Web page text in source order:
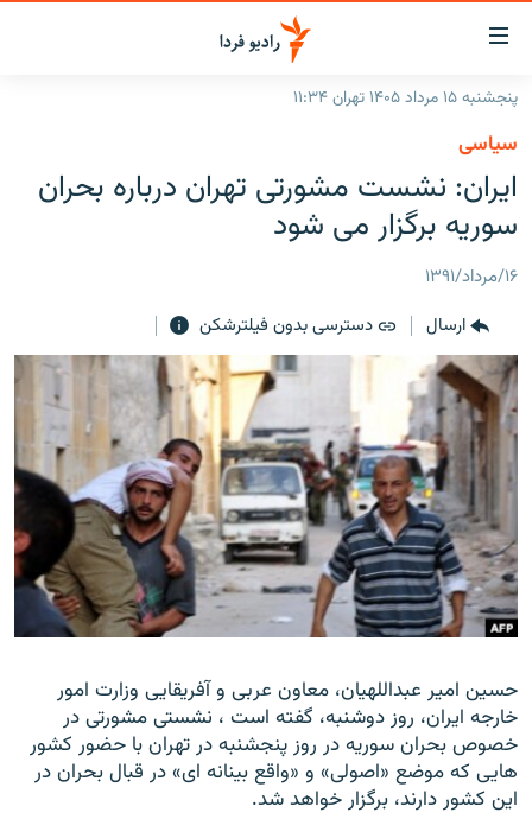
لینک‌های
قابلیت
دسترسی
بازگشت
منوی
اصلی
رفتن
صفحه
جستجو
ایران
جهان
برنامه‌های رادیویی
فرکانس‌ها
پادکست
چندرسانه‌ای
گزارش‌های تصویری
گزارش‌های ویدئویی
زنان فردا
English
به ما بپیوندید
پنجشنبه ۱۵ مرداد ۱۴۰۵ تهران ۱۱:۳۴
سیاسی
ايران: نشست مشورتی تهران درباره بحران
سوريه برگزار می شود
۱۶/مرداد/۱۳۹۱
ارسال
دسترسی بدون فیلترشکن
حسین امير عبداللهيان، معاون عربی و آفريقايی وزارت امور
خارجه ايران، روز دوشنبه، گفته است ، نشستی مشورتی در
خصوص بحران سوريه در روز پنجشنبه در تهران با حضور کشور
هايی که موضع «اصولی» و «واقع بينانه ای» در قبال بحران در
اين کشور دارند، برگزار خواهد شد.